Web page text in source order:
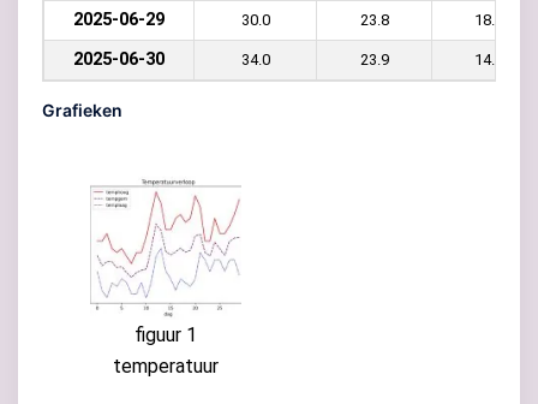
2025-06-29 30.0 23.8 18.0
2025-06-30 34.0 23.9 14.0
Grafieken
figuur 1
temperatuur